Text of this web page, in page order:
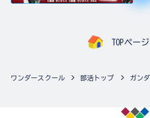
TOPペー
ワンダースクール 部活トップ ガン